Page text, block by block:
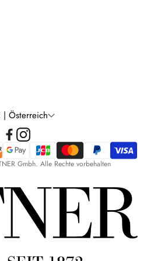
€ | Österreich
Gmbh. Alle Rechte vorbehalten